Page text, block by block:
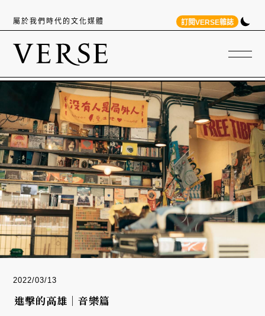
屬於我們時代的文化媒體 訂閱VERSE雜誌
2022/03/13
進擊的高雄｜音樂篇